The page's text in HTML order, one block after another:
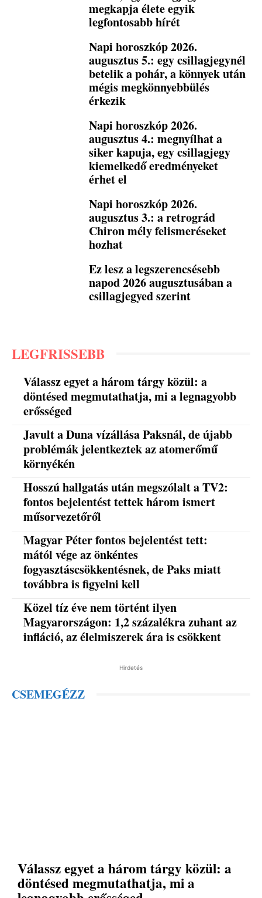
megkapja élete egyik
legfontosabb hírét
Napi horoszkóp 2026.
augusztus 5.: egy csillagjegynél
betelik a pohár, a könnyek után
mégis megkönnyebbülés
érkezik
Napi horoszkóp 2026.
augusztus 4.: megnyílhat a
siker kapuja, egy csillagjegy
kiemelkedő eredményeket
érhet el
Napi horoszkóp 2026.
augusztus 3.: a retrográd
Chiron mély felismeréseket
hozhat
Ez lesz a legszerencsésebb
napod 2026 augusztusában a
csillagjegyed szerint
LEGFRISSEBB
Válassz egyet a három tárgy közül: a
döntésed megmutathatja, mi a legnagyobb
erősséged
Javult a Duna vízállása Paksnál, de újabb
problémák jelentkeztek az atomerőmű
környékén
Hosszú hallgatás után megszólalt a TV2:
fontos bejelentést tettek három ismert
műsorvezetőről
Magyar Péter fontos bejelentést tett:
mától vége az önkéntes
fogyasztáscsökkentésnek, de Paks miatt
továbbra is figyelni kell
Közel tíz éve nem történt ilyen
Magyarországon: 1,2 százalékra zuhant az
infláció, az élelmiszerek ára is csökkent
Hirdetés
CSEMEGÉZZ
Válassz egyet a három tárgy közül: a
döntésed megmutathatja, mi a